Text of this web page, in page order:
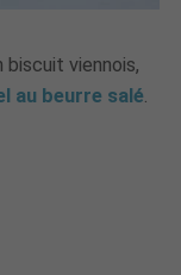
viennois,
au beurre salé.